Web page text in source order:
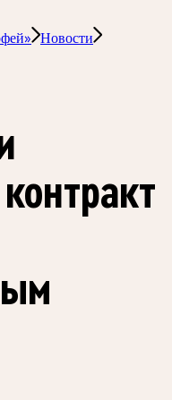
Новости